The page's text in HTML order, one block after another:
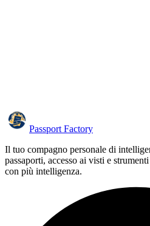
Passport Factory
Il tuo compagno personale di
passaporti, accesso ai visti e
con più intelligenza.